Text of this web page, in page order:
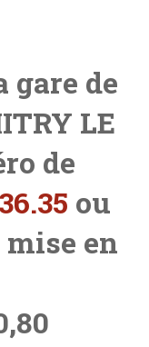
gare de
LE
de
36.35 ou
en